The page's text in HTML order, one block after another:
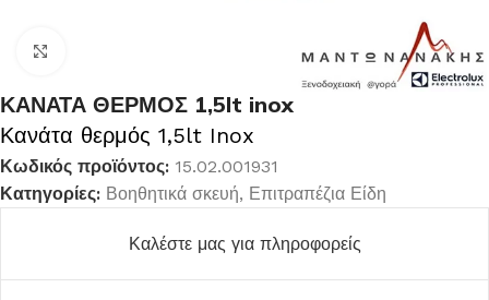
ΚΑΝΑΤΑ ΘΕΡΜΟΣ 1,5lt inox
Κανάτα θερμός 1,5lt Inox
Κωδικός προϊόντος: 15.02.001931
Κατηγορίες: Βοηθητικά σκευή, Επιτραπέζια Είδη
Καλέστε μας για πληροφορείς